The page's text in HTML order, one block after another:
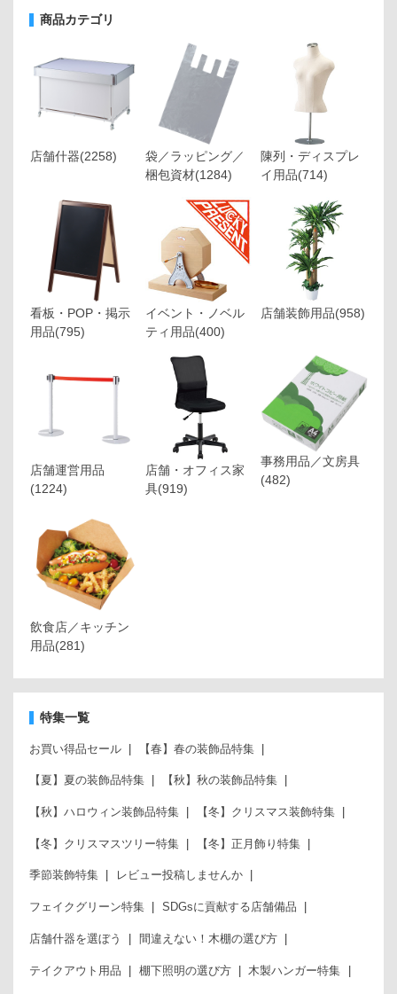
商品カテゴリ
店舗什器(2258)
袋／ラッピング／
梱包資材(1284)
陳列・ディスプレ
イ用品(714)
看板・POP・掲示
用品(795)
イベント・ノベル
ティ用品(400)
店舗装飾用品(958)
店舗運営用品
(1224)
店舗・オフィス家
具(919)
事務用品／文房具
(482)
飲食店／キッチン
用品(281)
特集一覧
お買い得品セール 【春】春の装飾品特集
【夏】夏の装飾品特集 【秋】秋の装飾品特集
【秋】ハロウィン装飾品特集 【冬】クリスマス装飾特集
【冬】クリスマスツリー特集 【冬】正月飾り特集
季節装飾特集 レビュー投稿しませんか
フェイクグリーン特集 SDGsに貢献する店舗備品
店舗什器を選ぼう 間違えない！木棚の選び方
テイクアウト用品 棚下照明の選び方 木製ハンガー特集